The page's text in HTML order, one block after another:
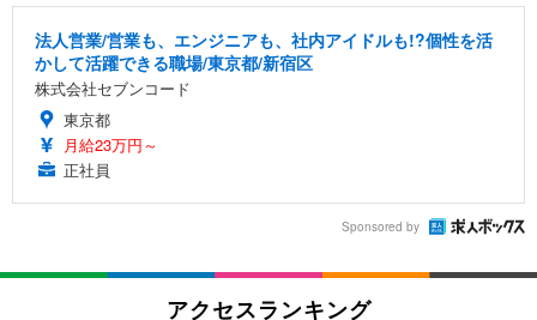
法人営業/営業も、エンジニアも、社内アイドルも!?個性を活
かして活躍できる職場/東京都/新宿区
株式会社セブンコード
東京都
月給23万円～
正社員
Sponsored by
アクセスランキング